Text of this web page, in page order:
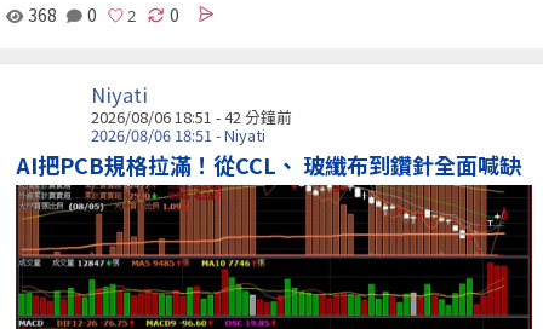
368 0 0
Niyati
2026/08/06 18:51 -42 分鐘前
2026/08/06 18:51 - Niyati
AI把PCB規格拉滿！從CCL、 玻纖布到鑽針全面喊缺